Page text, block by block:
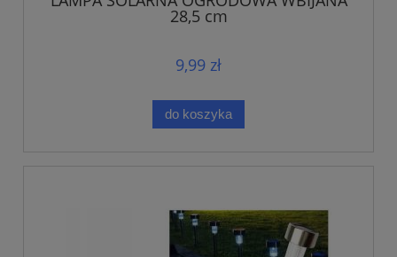
28,5 cm
9,99 zł
do koszyka